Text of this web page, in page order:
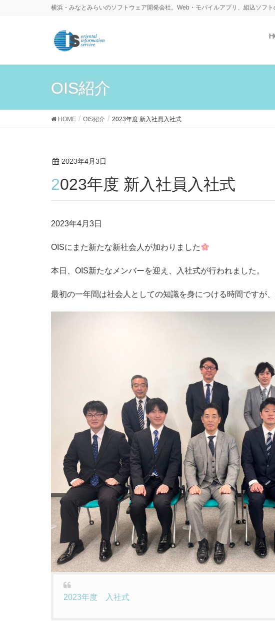
横浜・みなとみらいのソフトウェア開発会社。Web・モバイルアプリ、組込ソフ
OIS紹介
HOME OIS紹介 2023年度 新入社員入社式
2023年4月3日
2023年度 新入社員入社式
2023年4月3日
OISにまた新たな新社会人が加わりました
本日、OIS新たなメンバーを迎え、入社式が行われました。
最初の一年間は社会人としての知識を身につける時間ですが
2023年度 入社式